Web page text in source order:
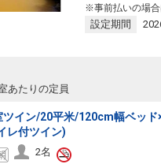
※事前払いの場合
設定期間
あたりの定員
ツイン/20平米/120cm幅ベッ
レ付ツイン)
2名